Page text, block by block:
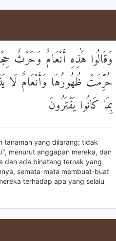
وَقَالُوا هَٰذِهِ أَنْعَامٌ وَحَرْثٌ
حُرِّمَتْ ظُهُورُهَا وَأَنْعَامٌ لَا
بِمَا كَانُوا يَفْتَرُونَ
tanaman yang dilarang; tidak
menurut anggapan mereka, dan
dan ada binatang ternak yang
semata-mata membuat-buat
terhadap apa yang selalu